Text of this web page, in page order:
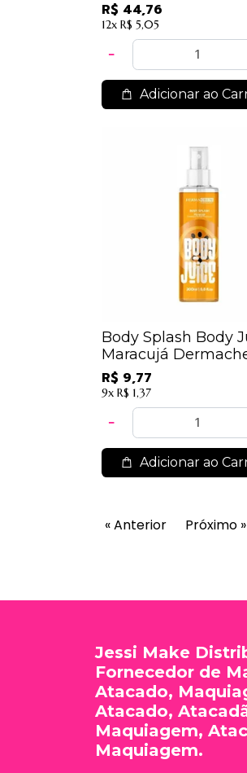
R$ 44,76
12x R$ 5,05
Adicionar ao
Body Splash Body
Maracujá
R$ 9,77
9x R$ 1,37
Adicionar ao
« Anterior Próximo »
Jessi Make
Fornecedor de
Atacado,
Atacado,
Maquiagem,
Maquiagem.